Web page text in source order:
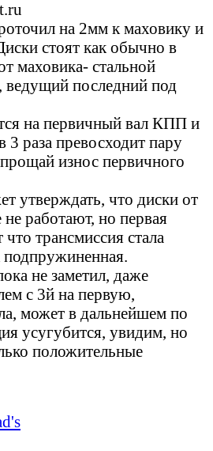
на 2мм к маховику и
стоят как обычно в
маховика- стальной
последний под
на первичный вал КПП и
раза превосходит пару
износ первичного
утверждать, что диски от
работают, но первая
что трансмиссия стала
подпружиненная.
не заметил, даже
с 3й на первую,
может в дальнейшем по
усугубится, увидим, но
положительные